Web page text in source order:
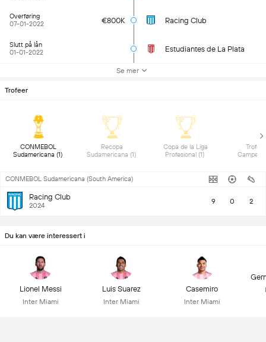
Overføring
07-01-2022
€800K Racing Club
Slutt på lån
01-01-2022
Estudiantes de La Plata
Se mer
Trofeer
CONMEBOL
Sudamericana (1)
Recopa
Sudamericana (1)
Copa de la Liga
Trofeo
CONMEBOL Sudamericana (South America)
Racing Club
2024 9 0 2
Du kan være interessert i
Lionel Messi
Inter Miami
Luis Suarez
Inter Miami
Casemiro
Inter Miami